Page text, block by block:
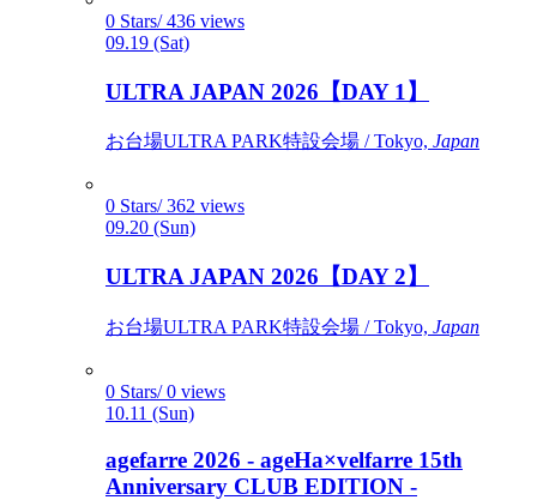
0 Stars/ 436 views
09.19 (Sat)
ULTRA JAPAN 2026【DAY 1】
お台場ULTRA PARK特設会場 / Tokyo, Japan
0 Stars/ 362 views
09.20 (Sun)
ULTRA JAPAN 2026【DAY 2】
お台場ULTRA PARK特設会場 / Tokyo, Japan
0 Stars/ 0 views
10.11 (Sun)
agefarre 2026 - ageHa×velfarre 15th
Anniversary CLUB EDITION -